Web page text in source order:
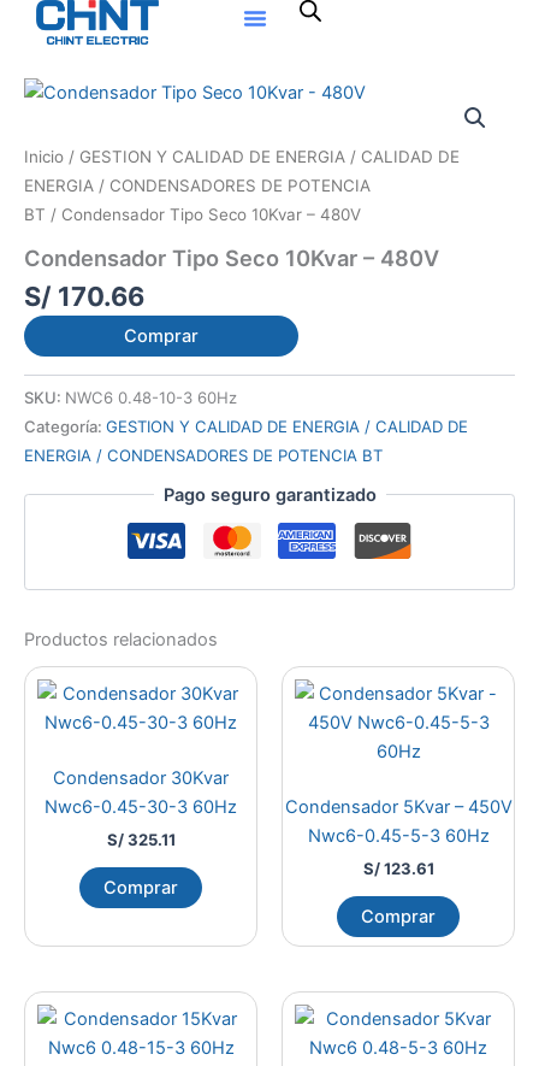
Inicio / GESTION Y CALIDAD DE ENERGIA / CALIDAD DE
ENERGIA / CONDENSADORES DE POTENCIA
BT / Condensador Tipo Seco 10Kvar – 480V
Condensador Tipo Seco 10Kvar – 480V
S/ 170.66
Comprar
SKU: NWC6 0.48-10-3 60Hz
Categoría: GESTION Y CALIDAD DE ENERGIA / CALIDAD DE
ENERGIA / CONDENSADORES DE POTENCIA BT
Pago seguro garantizado
Productos relacionados
Condensador 30Kvar
Nwc6-0.45-30-3 60Hz
S/325.11
Comprar
Condensador 5Kvar – 450V
Nwc6-0.45-5-3 60Hz
S/123.61
Comprar